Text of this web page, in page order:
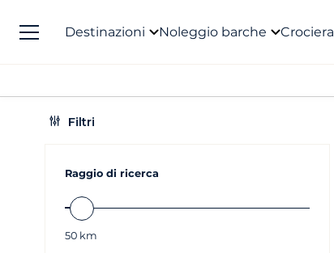
Destinazioni Noleggio barche Crociera
Filtri
Raggio di ricerca
50 km